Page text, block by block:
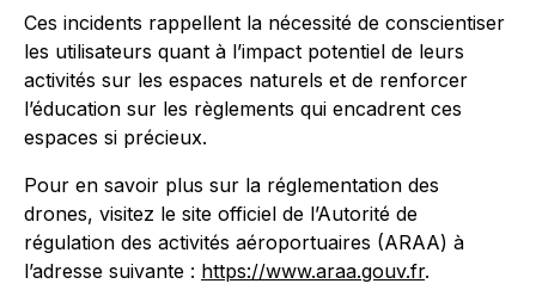
Ces incidents rappellent la nécessité de conscientiser
les utilisateurs quant à l’impact potentiel de leurs
activités sur les espaces naturels et de renforcer
l’éducation sur les règlements qui encadrent ces
espaces si précieux.
Pour en savoir plus sur la réglementation des
drones, visitez le site officiel de l’Autorité de
régulation des activités aéroportuaires (ARAA) à
l’adresse suivante : https://www.araa.gouv.fr.